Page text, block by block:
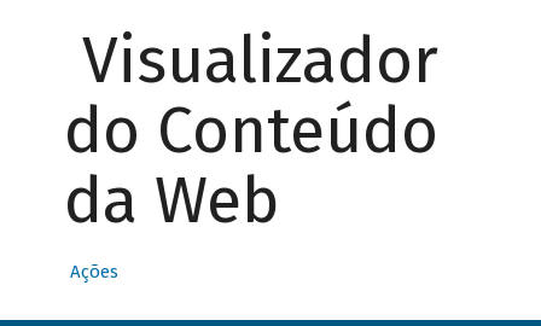
Visualizador
do Conteúdo
da Web
Ações